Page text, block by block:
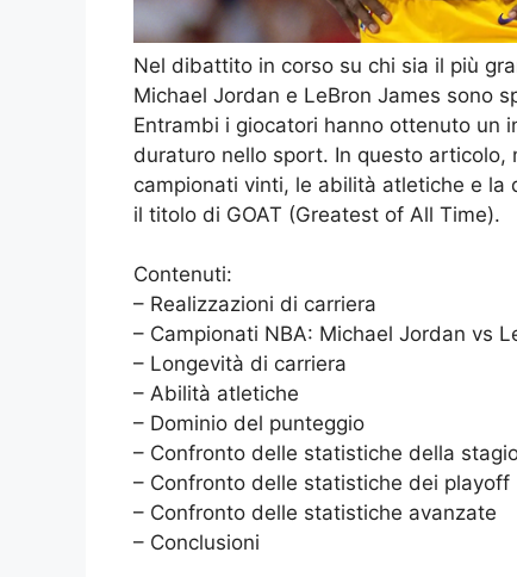
Nel dibattito in corso su chi sia il più
Michael Jordan e LeBron James sono
Entrambi i giocatori hanno ottenuto un
duraturo nello sport. In questo
campionati vinti, le abilità atletiche e la
il titolo di GOAT (Greatest of All Time).
Contenuti:
– Realizzazioni di carriera
– Campionati NBA: Michael Jordan vs
– Longevità di carriera
– Abilità atletiche
– Dominio del punteggio
– Confronto delle statistiche della
– Confronto delle statistiche dei playoff
– Confronto delle statistiche avanzate
– Conclusioni